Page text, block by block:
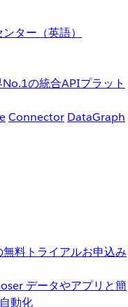
ター（英語）
の統合APIプラット
Connector DataGraph
料トライアルお申込み
データやアプリと簡
動化